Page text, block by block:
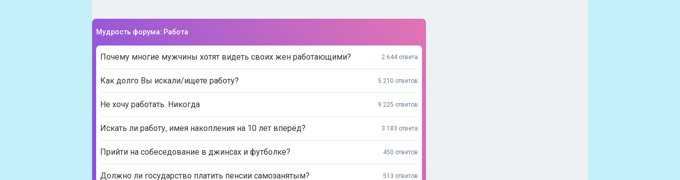
Мудрость форума: Работа
Почему многие мужчины хотят видеть своих жен работающими? 2 644 ответа
Как долго Вы искали/ищете работу? 5 210 ответов
Не хочу работать. Никогда 9 225 ответов
Искать ли работу, имея накопления на 10 лет вперёд? 3 183 ответа
Прийти на собеседование в джинсах и футболке? 450 ответов
Должно ли государство платить пенсии самозанятым? 513 ответов